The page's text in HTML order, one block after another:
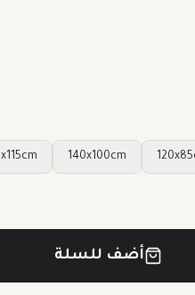
140x100cm
160x115cm
أضف للسلة